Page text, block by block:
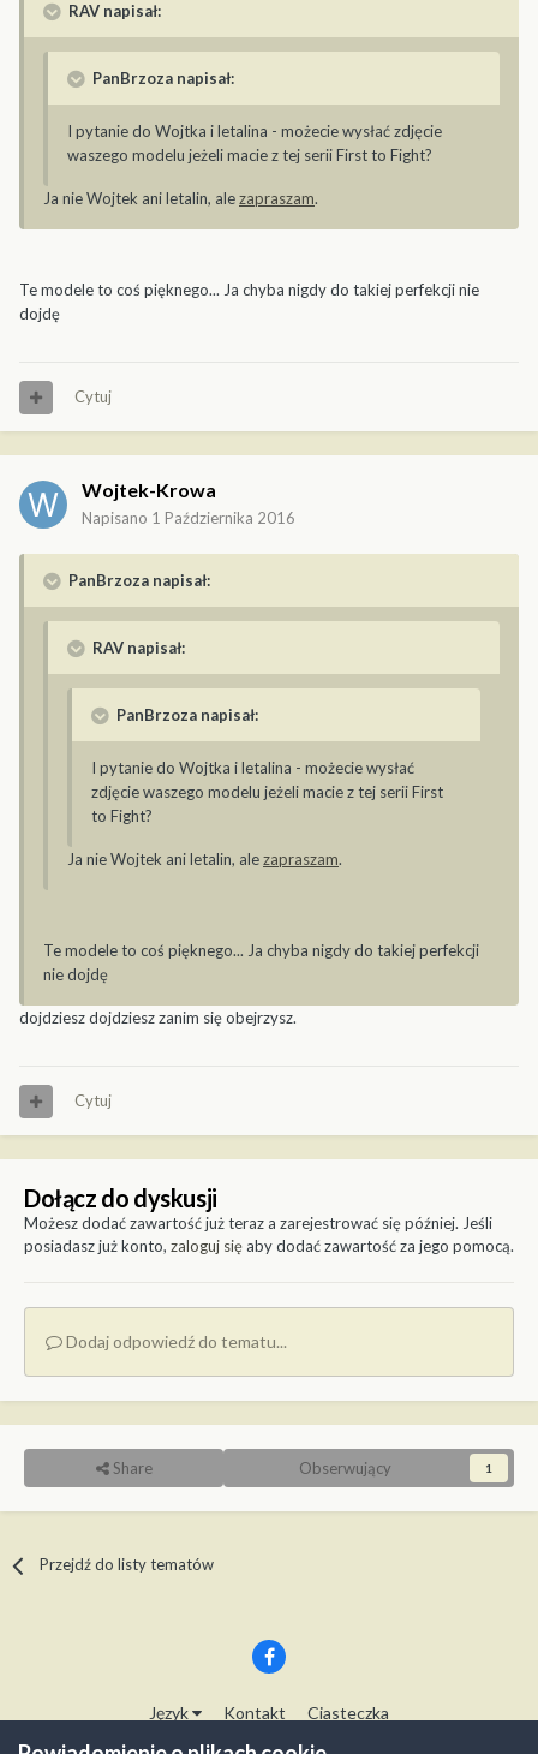
RAV napisał:
PanBrzoza napisał:
I pytanie do Wojtka i letalina - możecie wysłać zdjęcie
waszego modelu jeżeli macie z tej serii First to Fight?
Ja nie Wojtek ani letalin, alezapraszam.
Te modele to coś pięknego... Ja chyba nigdy do takiej perfekcji nie
dojdę
Cytuj
Wojtek-Krowa
Napisano 1 Października 2016
PanBrzoza napisał:
RAV napisał:
PanBrzoza napisał:
I pytanie do Wojtka i letalina - możecie wysłać
zdjęcie waszego modelu jeżeli macie z tej serii First
to Fight?
Ja nie Wojtek ani letalin, alezapraszam.
Te modele to coś pięknego... Ja chyba nigdy do takiej perfekcji
nie dojdę
dojdziesz dojdziesz zanim się obejrzysz.
Cytuj
Dołącz do dyskusji
Możesz dodać zawartość już teraz a zarejestrować się później. Jeśli
posiadasz już konto, zaloguj sięaby dodać zawartość za jego pomocą.
Dodaj odpowiedź do tematu...
Share Obserwujący 1
Przejdź do listy tematów
Język Kontakt Ciasteczka
Copyright © Modelwork.pl